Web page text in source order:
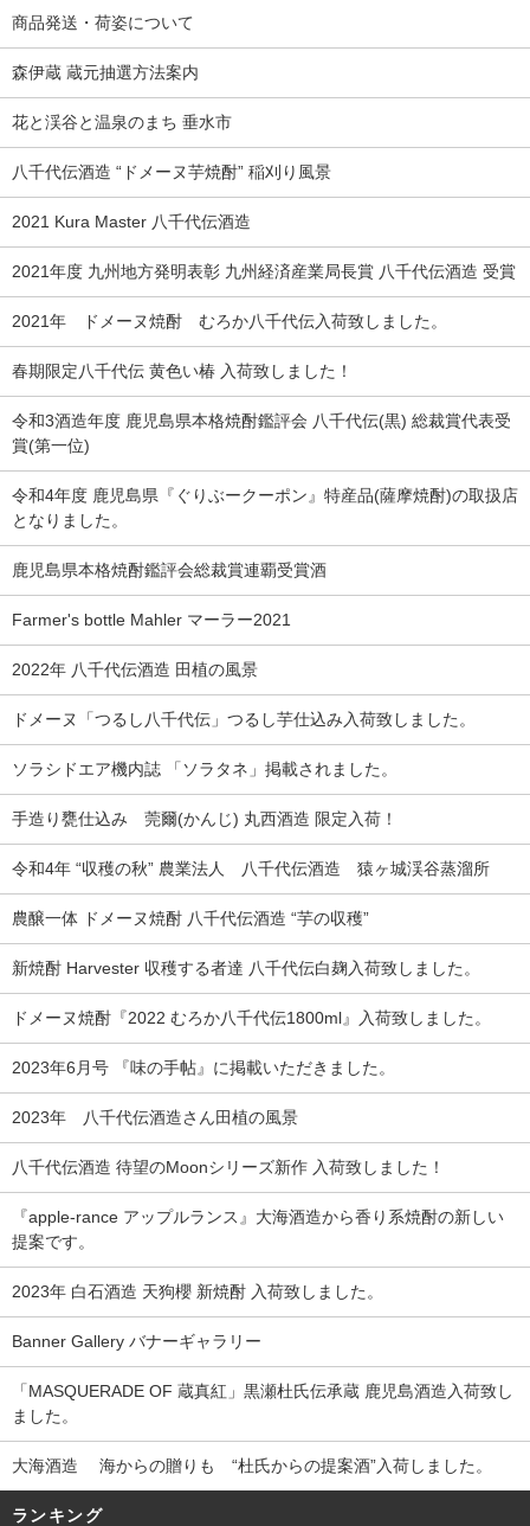
商品発送・荷姿について
森伊蔵 蔵元抽選方法案内
花と渓谷と温泉のまち 垂水市
八千代伝酒造 “ドメーヌ芋焼酎” 稲刈り風景
2021 Kura Master 八千代伝酒造
2021年度 九州地方発明表彰 九州経済産業局長賞 八千代伝酒造 受賞
2021年 ドメーヌ焼酎 むろか八千代伝入荷致しました。
春期限定八千代伝 黄色い椿 入荷致しました！
令和3酒造年度 鹿児島県本格焼酎鑑評会 八千代伝(黒) 総裁賞代表受
賞(第一位)
令和4年度 鹿児島県『ぐりぶークーポン』特産品(薩摩焼酎)の取扱店
となりました。
鹿児島県本格焼酎鑑評会総裁賞連覇受賞酒
Farmer's bottle Mahler マーラー2021
2022年 八千代伝酒造 田植の風景
ドメーヌ「つるし八千代伝」つるし芋仕込み入荷致しました。
ソラシドエア機内誌 「ソラタネ」掲載されました。
手造り甕仕込み 莞爾(かんじ) 丸西酒造 限定入荷！
令和4年 “収穫の秋” 農業法人 八千代伝酒造 猿ヶ城渓谷蒸溜所
農醸一体 ドメーヌ焼酎 八千代伝酒造 “芋の収穫”
新焼酎 Harvester 収穫する者達 八千代伝白麹入荷致しました。
ドメーヌ焼酎『2022 むろか八千代伝1800ml』入荷致しました。
2023年6月号 『味の手帖』に掲載いただきました。
2023年 八千代伝酒造さん田植の風景
八千代伝酒造 待望のMoonシリーズ新作 入荷致しました！
『apple-rance アップルランス』大海酒造から香り系焼酎の新しい
提案です。
2023年 白石酒造 天狗櫻 新焼酎 入荷致しました。
Banner Gallery バナーギャラリー
「MASQUERADE OF 蔵真紅」黒瀬杜氏伝承蔵 鹿児島酒造入荷致し
ました。
大海酒造 海からの贈りも “杜氏からの提案酒”入荷しました。
ランキング